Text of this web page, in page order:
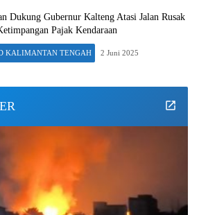
Dukung Gubernur Kalteng Atasi Jalan Rusak
Pajak Kendaraan
KALIMANTAN TENGAH 2 Juni 2025